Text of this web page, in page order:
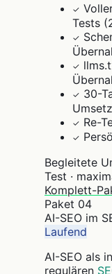
✓
Tests
✓
✓
✓ 30-
✓ Re-
✓
Begleitete
Test ·
Komplett-
Paket 04
AI-SEO im
Laufend
AI-SEO als
regulären